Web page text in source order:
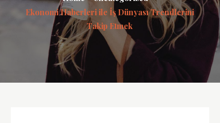
Ekonomi Haberleri ile İş Dünyası Trendlerini
Takip Etmek